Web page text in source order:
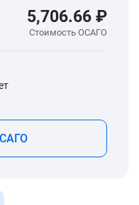
5,706.66 ₽
Стоимость ОСАГО